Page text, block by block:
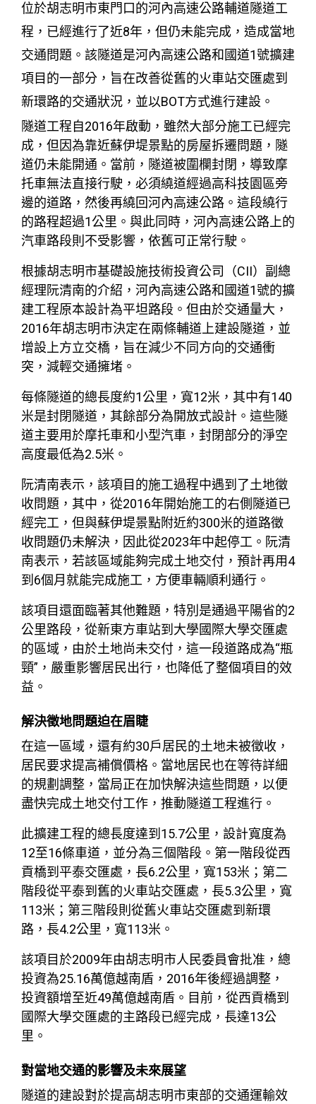
位於胡志明市東門口的河內高速公路輔道隧道工
程，已經進行了近8年，但仍未能完成，造成當地
交通問題。該隧道是河內高速公路和國道1號擴建
項目的一部分，旨在改善從舊的火車站交匯處到
新環路的交通狀況，並以BOT方式進行建設。
隧道工程自2016年啟動，雖然大部分施工已經完
成，但因為靠近蘇伊堤景點的房屋拆遷問題，隧
道仍未能開通。當前，隧道被圍欄封閉，導致摩
托車無法直接行駛，必須繞道經過高科技園區旁
邊的道路，然後再繞回河內高速公路。這段繞行
的路程超過1公里。與此同時，河內高速公路上的
汽車路段則不受影響，依舊可正常行駛。
根據胡志明市基礎設施技術投資公司（CII）副總
經理阮清南的介紹，河內高速公路和國道1號的擴
建工程原本設計為平坦路段。但由於交通量大，
2016年胡志明市決定在兩條輔道上建設隧道，並
增設上方立交橋，旨在減少不同方向的交通衝
突，減輕交通擁堵。
每條隧道的總長度約1公里，寬12米，其中有140
米是封閉隧道，其餘部分為開放式設計。這些隧
道主要用於摩托車和小型汽車，封閉部分的淨空
高度最低為2.5米。
阮清南表示，該項目的施工過程中遇到了土地徵
收問題，其中，從2016年開始施工的右側隧道已
經完工，但與蘇伊堤景點附近約300米的道路徵
收問題仍未解決，因此從2023年中起停工。阮清
南表示，若該區域能夠完成土地交付，預計再用4
到6個月就能完成施工，方便車輛順利通行。
該項目還面臨著其他難題，特別是通過平陽省的2
公里路段，從新東方車站到大學國際大學交匯處
的區域，由於土地尚未交付，這一段道路成為“瓶
頸”，嚴重影響居民出行，也降低了整個項目的效
益。
解決徵地問題迫在眉睫
在這一區域，還有約30戶居民的土地未被徵收，
居民要求提高補償價格。當地居民也在等待詳細
的規劃調整，當局正在加快解決這些問題，以便
盡快完成土地交付工作，推動隧道工程進行。
此擴建工程的總長度達到15.7公里，設計寬度為
12至16條車道，並分為三個階段。第一階段從西
貢橋到平泰交匯處，長6.2公里，寬153米；第二
階段從平泰到舊的火車站交匯處，長5.3公里，寬
113米；第三階段則從舊火車站交匯處到新環
路，長4.2公里，寬113米。
該項目於2009年由胡志明市人民委員會批准，總
投資為25.16萬億越南盾，2016年後經過調整，
投資額增至近49萬億越南盾。目前，從西貢橋到
國際大學交匯處的主路段已經完成，長達13公
里。
對當地交通的影響及未來展望
隧道的建設對於提高胡志明市東部的交通運輸效